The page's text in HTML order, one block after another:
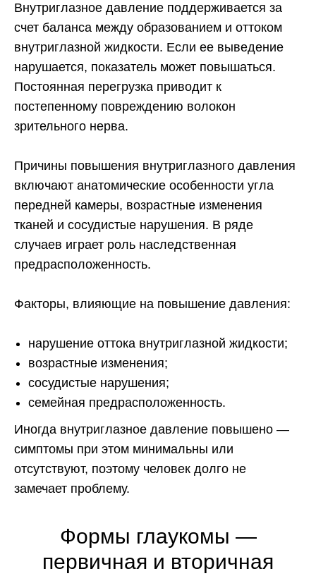
Внутриглазное давление поддерживается за
счет баланса между образованием и оттоком
внутриглазной жидкости. Если ее выведение
нарушается, показатель может повышаться.
Постоянная перегрузка приводит к
постепенному повреждению волокон
зрительного нерва.
Причины повышения внутриглазного давления
включают анатомические особенности угла
передней камеры, возрастные изменения
тканей и сосудистые нарушения. В ряде
случаев играет роль наследственная
предрасположенность.
Факторы, влияющие на повышение давления:
нарушение оттока внутриглазной жидкости;
возрастные изменения;
сосудистые нарушения;
семейная предрасположенность.
Иногда внутриглазное давление повышено —
симптомы при этом минимальны или
отсутствуют, поэтому человек долго не
замечает проблему.
Формы глаукомы —
первичная и вторичная